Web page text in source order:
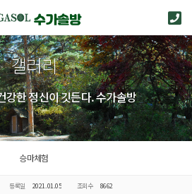
갤러리
강한 정신이 깃든다. 수가솔방
승마체험
등록일 2021.01.05 조회수 8662